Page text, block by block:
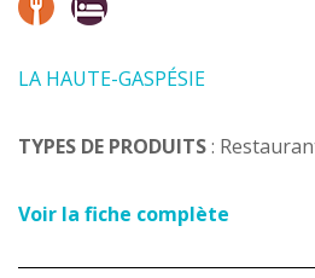
LA HAUTE-GASPÉSIE
TYPES DE PRODUITS:
Voir la fiche complète